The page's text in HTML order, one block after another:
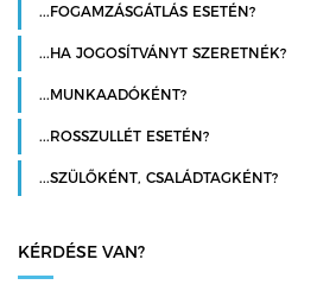
...FOGAMZÁSGÁTLÁS ESETÉN?
...HA JOGOSÍTVÁNYT SZERETNÉK?
...MUNKAADÓKÉNT?
...ROSSZULLÉT ESETÉN?
...SZÜLŐKÉNT, CSALÁDTAGKÉNT?
KÉRDÉSE VAN?